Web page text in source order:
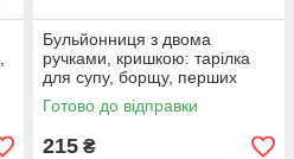
Бульйонниця з двома
ручками, кришкою: тарілка
для супу, борщу, перших
страв, глиняна (із червоної
глини
Готово до відправки
215 ₴